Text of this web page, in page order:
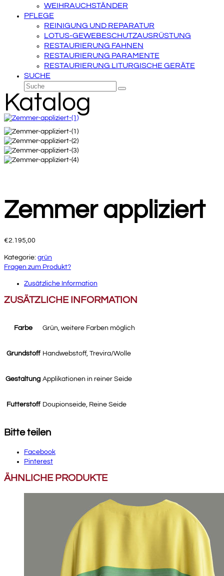
WEIHRAUCHSTÄNDER
PFLEGE
REINIGUNG UND REPARATUR
LOTUS-GEWEBESCHUTZAUSRÜSTUNG
RESTAURIERUNG FAHNEN
RESTAURIERUNG PARAMENTE
RESTAURIERUNG LITURGISCHE GERÄTE
SUCHE
Suche
Senden
Katalog
Zemmer appliziert
€2.195,00
Kategorie: grün
Fragen zum Produkt?
Zusätzliche Information
ZUSÄTZLICHE INFORMATION
Farbe Grün, weitere Farben möglich
Grundstoff Handwebstoff, Trevira/Wolle
Gestaltung Applikationen in reiner Seide
Futterstoff Doupionseide, Reine Seide
Bitte teilen
Facebook
Pinterest
ÄHNLICHE PRODUKTE